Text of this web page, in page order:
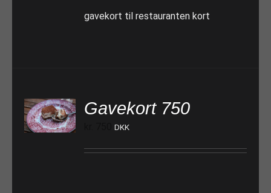
gavekort til restauranten kort
Gavekort 750
DKK